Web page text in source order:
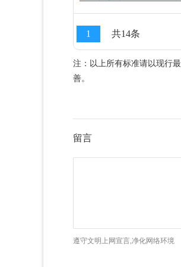
1 共14条
注：以上所有标准请以现行
善。
留言
遵守文明上网宣言,净化网络环境